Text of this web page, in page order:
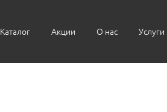
Каталог Акции О нас Услуги